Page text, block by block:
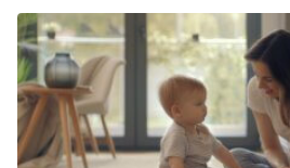
hoy:Algunas reflexiones.